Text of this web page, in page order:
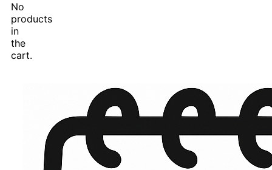
No
products
in
the
cart.